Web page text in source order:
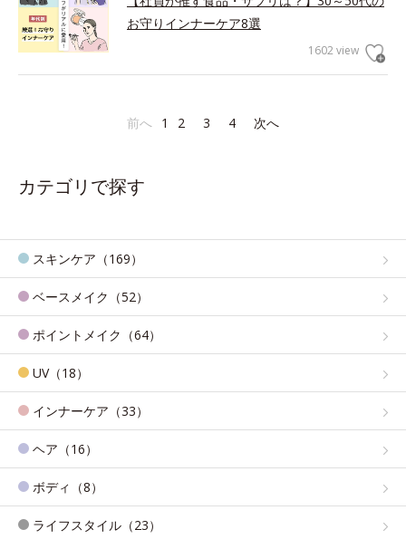
お守りインナーケア8選
1602 view
前へ 1 2 3 4 次へ
カテゴリで探す
スキンケア（169）
ベースメイク（52）
ポイントメイク（64）
UV（18）
インナーケア（33）
ヘア（16）
ボディ（8）
ライフスタイル（23）